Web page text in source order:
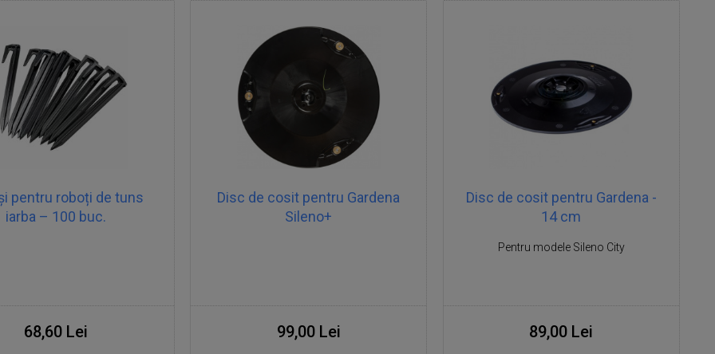
pentru roboți de tuns
iarba – 100 buc.
68,60 Lei
Disc de cosit pentru Gardena
Sileno+
99,00 Lei
Disc de cosit pentru Gardena -
14 cm
Pentru modele Sileno City
89,00 Lei